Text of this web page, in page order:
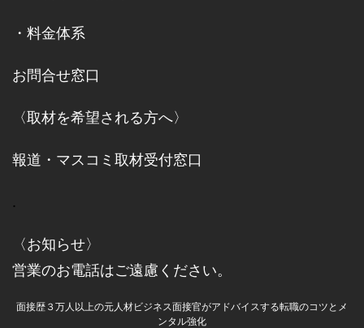
・ 料金体系
お問合せ窓口
〈取材を希望される方へ〉
報道・マスコミ取材受付窓口
.
〈お知らせ〉
営業のお電話はご遠慮ください。
面接歴３万人以上の元人材ビジネス面接官がアドバイスする転職のコツとメ
ンタル強化